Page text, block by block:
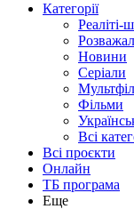
Категорії
Реаліті-
Новини
Серіали
Фільми
Всі
Всі проєкти
Онлайн
ТБ програма
Еще